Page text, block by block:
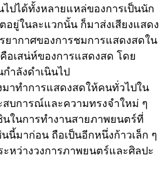
ปได้ทั้งหลายแหล่ของการเป็นนัก
ยู่ในละแวกนั้น ก็มาส่งเสียงแสดง
ากาศของการชมการแสดงสดใน
เสน่ห์ของการแสดงสด โดย
ำลังดำเนินไป
าทำการแสดงสดให้คนทั่วไปใน
บการณ์และความทรงจำใหม่ ๆ
ในการทำงานสายภาพยนตร์ที่
นี้มาก่อน ถือเป็นอีกหนึ่งก้าวเล็ก ๆ
หว่างวงการภาพยนตร์และศิลปะ